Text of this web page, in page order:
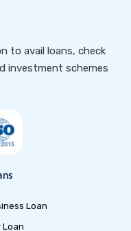
to avail loans, check
investment schemes
Loan
Loan